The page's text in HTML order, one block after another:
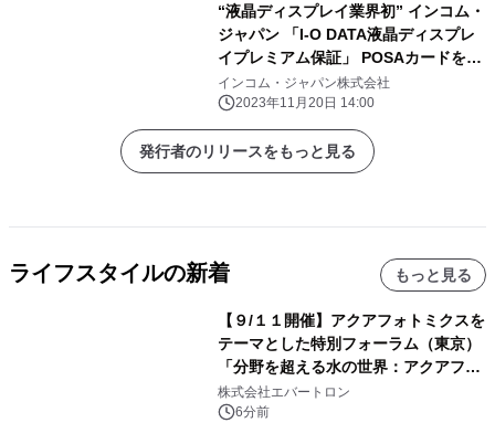
“液晶ディスプレイ業界初” インコム・
ジャパン 「I-O DATA液晶ディスプレ
イプレミアム保証」 POSAカードを販
売開始
インコム・ジャパン株式会社
2023年11月20日 14:00
発行者のリリースをもっと見る
ライフスタイルの新着 もっと見る
【９/１１開催】アクアフォトミクスを
テーマとした特別フォーラム（東京）
「分野を超える水の世界：アクアフォ
トミクスが切り拓く新しい科学の地
平」を開催
株式会社エバートロン
6分前